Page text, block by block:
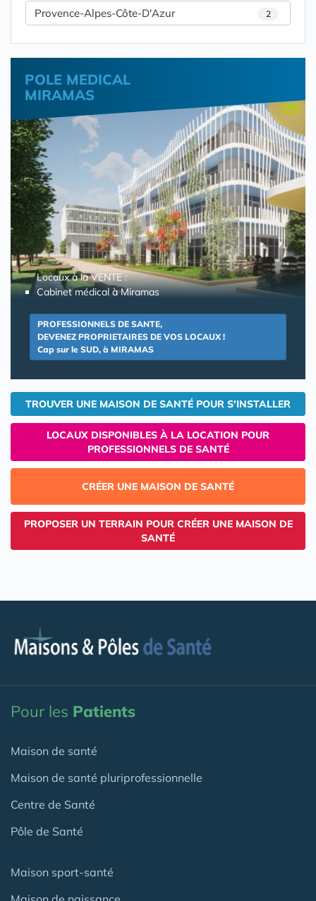
Provence-Alpes-Côte-D'Azur 2
POLE MEDICAL
MIRAMAS
Locaux à la VENTE :
Cabinet médical à Miramas
PROFESSIONNELS DE SANTE,
DEVENEZ PROPRIETAIRES DE VOS LOCAUX !
Cap sur le SUD, à MIRAMAS
TROUVER UNE MAISON DE SANTÉ POUR S'INSTALLER
LOCAUX DISPONIBLES À LA LOCATION POUR
PROFESSIONNELS DE SANTÉ
CRÉER UNE MAISON DE SANTÉ
PROPOSER UN TERRAIN POUR CRÉER UNE MAISON DE
SANTÉ
Pour les Patients
Maison de santé
Maison de santé pluriprofessionnelle
Centre de Santé
Pôle de Santé
Maison sport-santé